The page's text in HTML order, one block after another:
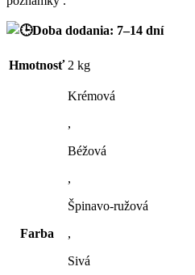
Doba dodania: 7–14 dní
Hmotnosť 2 kg
Farba
Krémová
,
Béžová
,
Špinavo-ružová
,
Sivá